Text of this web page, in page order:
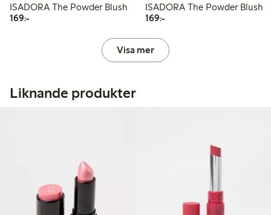
ISADORA The Powder Blush
169:-169,00 kr
ISADORA The Powder Blush
169:-169,00 kr
Visa mer
Liknande produkter